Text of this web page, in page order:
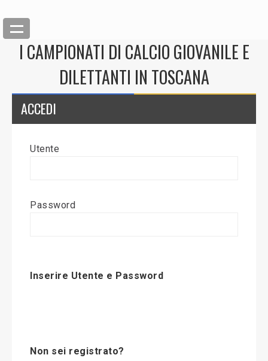
Back
Modifica News
I CAMPIONATI DI CALCIO GIOVANILE E
DILETTANTI IN TOSCANA
ACCEDI
Utente
Password
Inserire Utente e Password
Non sei registrato?